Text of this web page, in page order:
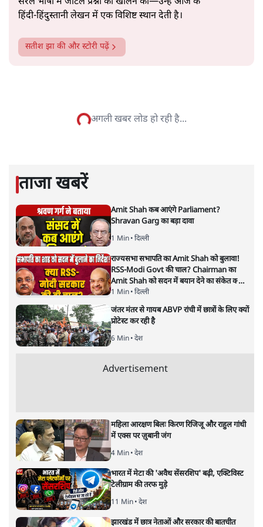
सत्य हिन्दी ऐपडाउनलोडकरें
विश्लेषणात्मक और मानवीय स्वरों में से एक हैं। शिक्षा, समाज,
नतीजों पर परदे डालता घोषणा प्रधान
बजट!
अर्थतंत्र| अनन्त मित्तल| 1 FEB, 2026
यह बजट नीतिगत नतीजों से ज़्यादा घोषणाओं पर टिका क्यों दिखता
है? आंकड़ों, ज़मीनी हकीकत और वादों के बीच घोषणा-प्रधान बजट
की आलोचनात्मक पड़ताल।